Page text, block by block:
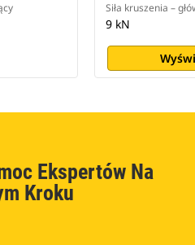
Siła kruszenia –
9 kN
Ekspertów Na
Kroku